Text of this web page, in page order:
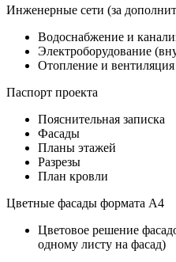
Инженерные сети (за
Водоснабжение и
Электроборудование
Отопление и вентиляция
Паспорт проекта
Пояснительная записка
Фасады
Планы этажей
Разрезы
План кровли
Цветные фасады формата А4
Цветовое решение
одному листу на фасад)